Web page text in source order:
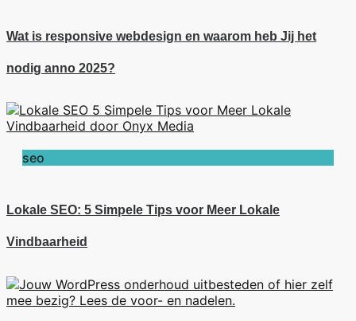
Wat is responsive webdesign en waarom heb Jij het
nodig anno 2025?
seo
Lokale SEO: 5 Simpele Tips voor Meer Lokale
Vindbaarheid